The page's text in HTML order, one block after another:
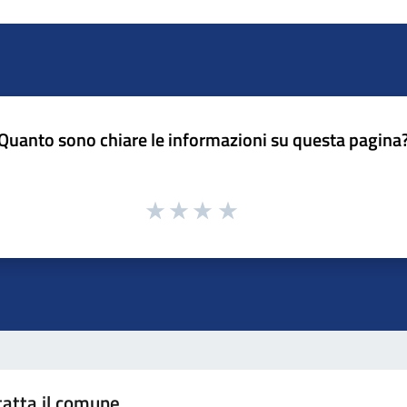
sono chiare le informazioni su questa